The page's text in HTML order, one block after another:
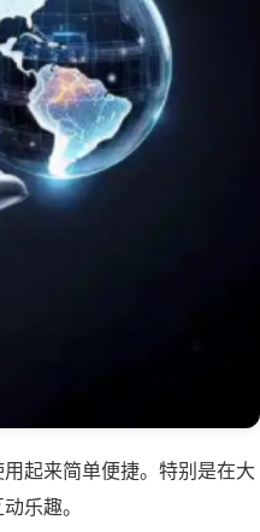
起来简单便捷。特别是在大
乐趣。